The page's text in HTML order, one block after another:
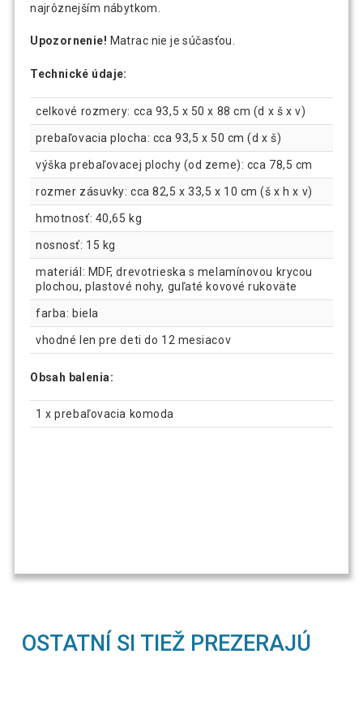
najrôznejším nábytkom.
Upozornenie! Matrac nie je súčasťou.
Technické údaje:
celkové rozmery: cca 93,5 x 50 x 88 cm (d x š x v)
prebaľovacia plocha: cca 93,5 x 50 cm (d x š)
výška prebaľovacej plochy (od zeme): cca 78,5 cm
rozmer zásuvky: cca 82,5 x 33,5 x 10 cm (š x h x v)
hmotnosť: 40,65 kg
nosnosť: 15 kg
materiál: MDF, drevotrieska s melamínovou krycou
plochou, plastové nohy, guľaté kovové rukoväte
farba: biela
vhodné len pre deti do 12 mesiacov
Obsah balenia:
1 x prebaľovacia komoda
OSTATNÍ SI TIEŽ PREZERAJÚ